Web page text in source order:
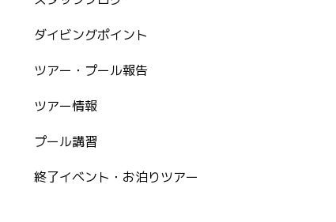
ダイビングポイント
ツアー・プール報告
ツアー情報
プール講習
終了イベント・お泊りツアー